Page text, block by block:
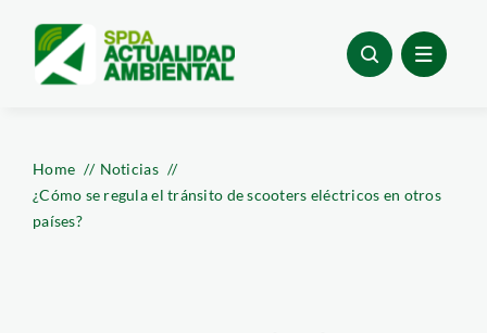
content
Home
Noticias
¿Cómo se regula el tránsito de scooters eléctricos en otros
países?